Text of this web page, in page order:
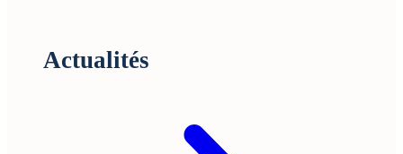
Actualités